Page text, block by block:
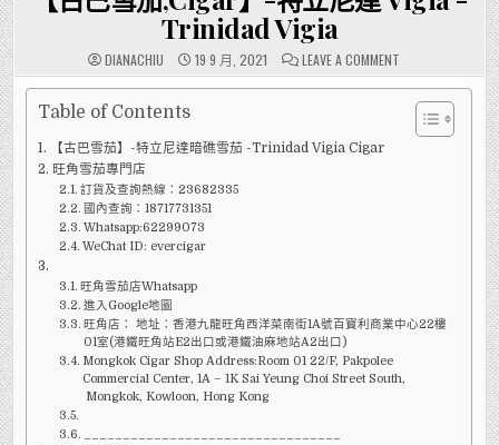
Trinidad Vigia
DIANACHIU 19 9 月, 2021 LEAVE A COMMENT
【古
巴
茄,CIGAR】-
Table of Contents
【古巴雪茄】-特立尼達暗礁雪茄 -Trinidad Vigia Cigar
旺角雪茄專門店
訂貨及查詢熱線：23682335
國內查詢：18717731351
Whatsapp:62299073
WeChat ID: evercigar
旺角雪茄店Whatsapp
進入Google地圖
旺角店： 地址：香港九龍旺角西洋菜南街1A號百寶利商業中心22樓
01室(港鐵旺角站E2出口或港鐵油麻地站A2出口)
Mongkok Cigar Shop Address:Room 01 22/F, Pakpolee
Commercial Center, 1A – 1K Sai Yeung Choi Street South,
Mongkok, Kowloon, Hong Kong